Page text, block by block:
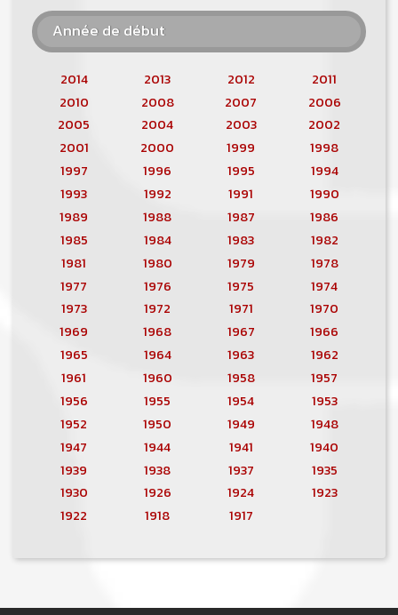
Année de début
2014 2013 2012
2011
2010
2008 2007
2006
2005
2004 2003
2002
2001
2000 1999
1998
1997
1996 1995
1994
1993
1992 1991
1990
1989
1988 1987
1986
1985
1984 1983
1982
1981
1980 1979
1978
1977
1976 1975
1974
1973
1972 1971
1970
1969
1968 1967
1966
1965
1964 1963
1962
1961
1960 1958
1957
1956
1955 1954
1953
1952
1950 1949
1948
1947
1944 1941
1940
1939
1938 1937
1935
1930
1926 1924
1923
1922
1918 1917